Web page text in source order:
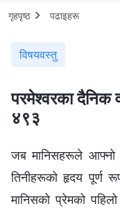
गृहपृष्ठ पढाइहरू
विषयवस्तु
परमेश्‍वरका
४९३
जब मानिसहरूले आफ्नो
तिनीहरूको हृदय पूर्ण
मानिसको प्रेमको